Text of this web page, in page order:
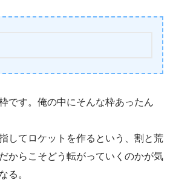
です。俺の中にそんな枠あったん
してロケットを作るという、割と荒
からこそどう転がっていくのかが気
る。